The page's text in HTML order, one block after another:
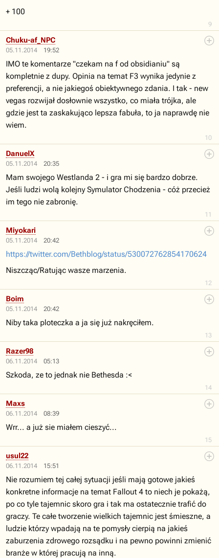
9
+ 100
05.11.2014 19:52
10
Chuku-af_NPC
IMO te komentarze "czekam na f od obsidianiu" są
kompletnie z dupy. Opinia na temat F3 wynika jedynie z
preferencji, a nie jakiegoś obiektywnego zdania. I tak - new
vegas rozwijał dosłownie wszystko, co miała trójka, ale
gdzie jest ta zaskakująco lepsza fabuła, to ja naprawdę nie
wiem.
05.11.2014 20:35
11
DanuelX
Mam swojego Westlanda 2 - i gra mi się bardzo dobrze.
Jeśli ludzi wolą kolejny Symulator Chodzenia - cóż przecież
im tego nie zabronię.
05.11.2014 20:42
12
Miyokari
https://twitter.com/Bethblog/status/530072762854170624
Niszcząc/Ratując wasze marzenia.
05.11.2014 20:42
13
Boim
Niby taka ploteczka a ja się już nakręciłem.
06.11.2014 05:13
14
Razer98
Szkoda, ze to jednak nie Bethesda :<
06.11.2014 08:39
15
Maxs
Wrr... a już sie miałem cieszyć...
06.11.2014 15:51
usul22
Nie rozumiem tej całej sytuacji jeśli mają gotowe jakieś
konkretne informacje na temat Fallout 4 to niech je pokażą,
po co tyle tajemnic skoro gra i tak ma ostatecznie trafić do
graczy. Te całe tworzenie wielkich tajemnic jest śmieszne, a
ludzie którzy wpadają na te pomysły cierpią na jakieś
zaburzenia zdrowego rozsądku i na pewno powinni zmienić
branże w której pracują na inną.